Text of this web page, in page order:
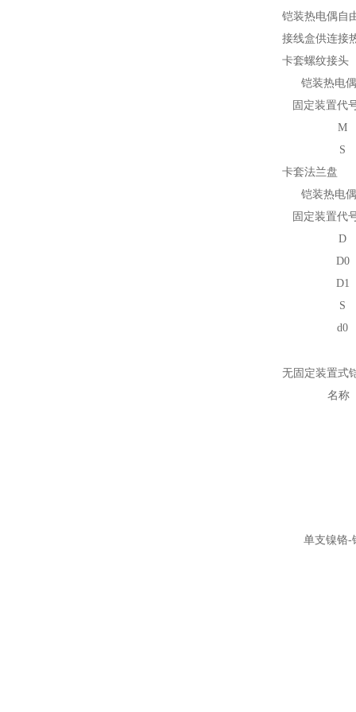
铠装热电偶自
接线盒供连接
卡套螺纹接头
铠装热电
固定装置代
M
S
卡套法兰盘
铠装热电
固定装置代
D
D0
D1
S
d0
无固定装置式
名称
单支镍铬-